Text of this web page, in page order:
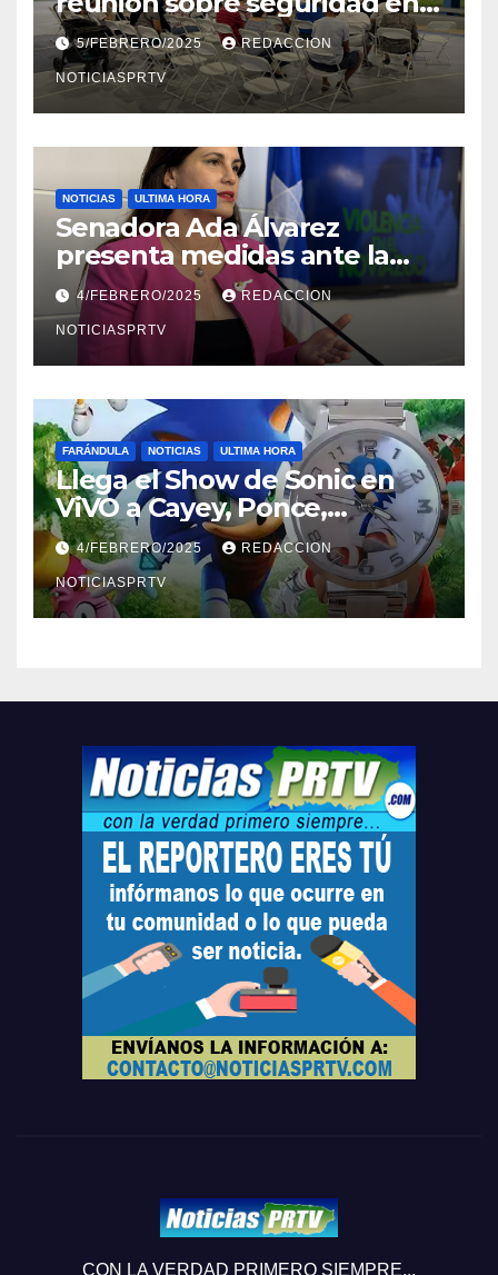
Reparto Metropolitano
5/FEBRERO/2025 REDACCION
NOTICIASPRTV
NOTICIAS ULTIMA HORA
Senadora Ada Álvarez
presenta medidas ante la
violencia en el noviazgo
4/FEBRERO/2025 REDACCION
NOTICIASPRTV
FARÁNDULA NOTICIAS ULTIMA HORA
Llega el Show de Sonic en
ViVO a Cayey, Ponce,
Barceloneta y Humacao,
Relojes gratis para el que
compre ahora….
4/FEBRERO/2025 REDACCION
NOTICIASPRTV
CON LA VERDAD PRIMERO SIEMPRE...